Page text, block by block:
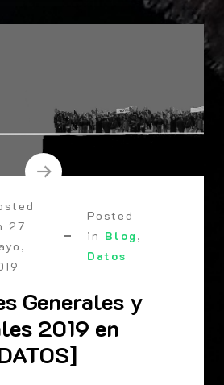
27
Posted
in Blog ,
Datos
Generales y
2019 en